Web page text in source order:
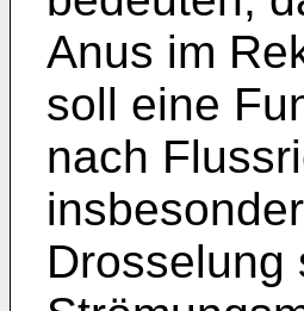
Anus im
soll eine
nach
Drosselung